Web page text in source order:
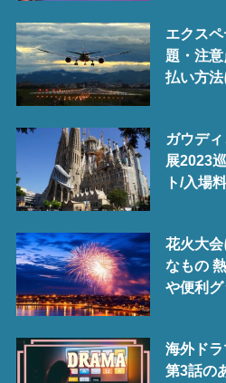
エクス
題・注
払い方
ガウデ
展2023
ト/入場
花火大
なもの
や便利
海外ド
第3話の